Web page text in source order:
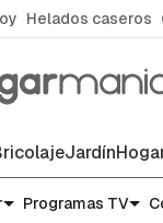
Helados caseros
Jardín
Programas TV